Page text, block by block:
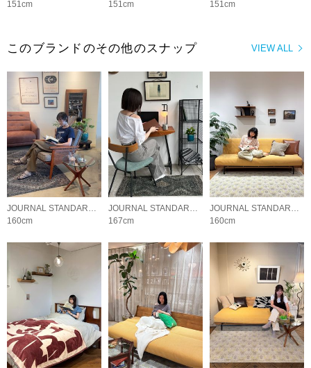
151cm
151cm
151cm
VIEW ALL
このブランドのその他のスナップ
JOURNAL STANDARD FURNITURE
160cm
JOURNAL STANDARD FURNITURE
167cm
JOURNAL STANDARD FURNITURE
160cm